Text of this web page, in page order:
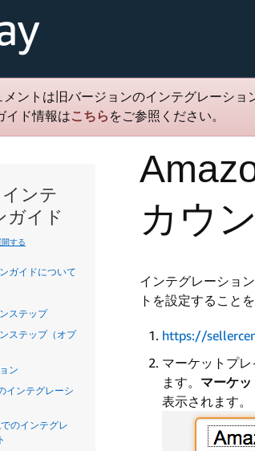
メントは旧バージョンのインテグレーシ
イド情報はこちら をご参照ください。
ンテ
ガイド
する
ガイドについて
ステップ
ステップ（オプ
ン
インテグレーシ
のインテグレ
カウ
インテグレーショ
トを設定すること
https://
マーケットプ
ます。 マーケ
表示されます。